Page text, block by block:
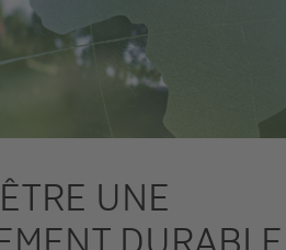
UNE
DURABLE